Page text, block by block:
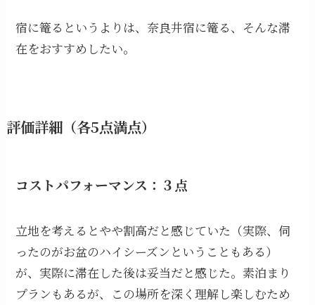
宿に篭るというよりは、奈良井宿に篭る、そんな滞
在をおすすめしたい。
評価詳細（各5点満点）
コストパフォーマンス：３点
立地を考えるとやや割高だと感じていた（実際、伺
ったのがお盆のハイシーズンということもある）
が、実際に滞在した後は妥当だと感じた。素泊まり
プランもあるが、この場所を深く理解し楽しむため